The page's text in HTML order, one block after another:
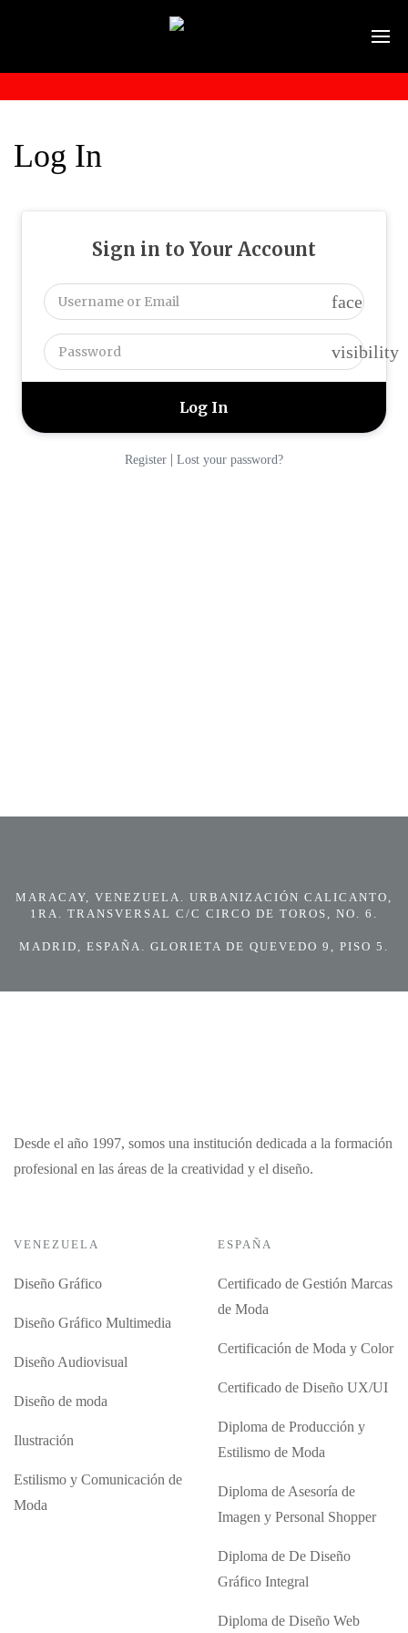
Log In
Sign in to Your Account
face
visibility
Register | Lost your password?
MARACAY, VENEZUELA. URBANIZACIÓN CALICANTO,
1RA. TRANSVERSAL C/C CIRCO DE TOROS, NO. 6.
MADRID, ESPAÑA. GLORIETA DE QUEVEDO 9, PISO 5.
Desde el año 1997, somos una institución dedicada a la formación
profesional en las áreas de la creatividad y el diseño.
VENEZUELA
Diseño Gráfico
Diseño Gráfico Multimedia
Diseño Audiovisual
Diseño de moda
Ilustración
Estilismo y Comunicación de
Moda
ESPAÑA
Certificado de Gestión Marcas
de Moda
Certificación de Moda y Color
Certificado de Diseño UX/UI
Diploma de Producción y
Estilismo de Moda
Diploma de Asesoría de
Imagen y Personal Shopper
Diploma de De Diseño
Gráfico Integral
Diploma de Diseño Web